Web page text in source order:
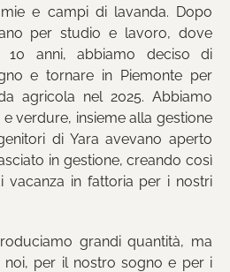
e campi di lavanda. Dopo
per studio e lavoro, dove
10 anni, abbiamo deciso di
e tornare in Piemonte per
agricola nel 2025. Abbiamo
verdure, insieme alla gestione
di Yara avevano aperto
in gestione, creando così
vacanza in fattoria per i nostri
grandi quantità, ma
per il nostro sogno e per i